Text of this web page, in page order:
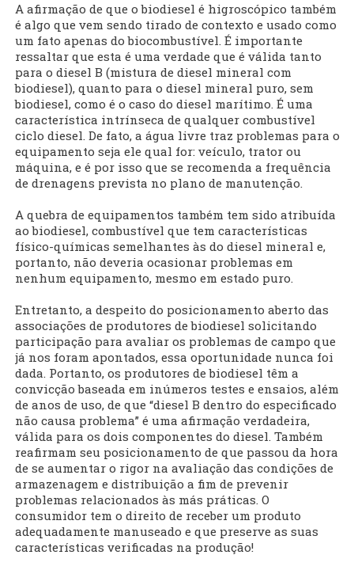
A afirmação de que o biodiesel é higroscópico também
é algo que vem sendo tirado de contexto e usado como
um fato apenas do biocombustível. É importante
ressaltar que esta é uma verdade que é válida tanto
para o diesel B (mistura de diesel mineral com
biodiesel), quanto para o diesel mineral puro, sem
biodiesel, como é o caso do diesel marítimo. É uma
característica intrínseca de qualquer combustível
ciclo diesel. De fato, a água livre traz problemas para o
equipamento seja ele qual for: veículo, trator ou
máquina, e é por isso que se recomenda a frequência
de drenagens prevista no plano de manutenção.
A quebra de equipamentos também tem sido atribuída
ao biodiesel, combustível que tem características
físico-químicas semelhantes às do diesel mineral e,
portanto, não deveria ocasionar problemas em
nenhum equipamento, mesmo em estado puro.
Entretanto, a despeito do posicionamento aberto das
associações de produtores de biodiesel solicitando
participação para avaliar os problemas de campo que
já nos foram apontados, essa oportunidade nunca foi
dada. Portanto, os produtores de biodiesel têm a
convicção baseada em inúmeros testes e ensaios, além
de anos de uso, de que “diesel B dentro do especificado
não causa problema” é uma afirmação verdadeira,
válida para os dois componentes do diesel. Também
reafirmam seu posicionamento de que passou da hora
de se aumentar o rigor na avaliação das condições de
armazenagem e distribuição a fim de prevenir
problemas relacionados às más práticas. O
consumidor tem o direito de receber um produto
adequadamente manuseado e que preserve as suas
características verificadas na produção!